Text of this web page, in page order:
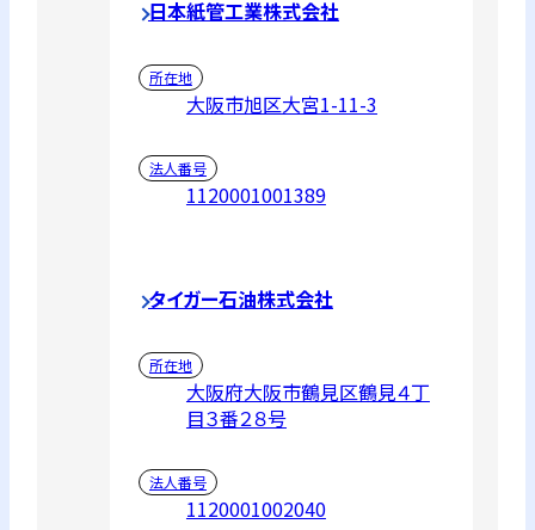
日本紙管工業株式会社
所在地
大阪市旭区大宮1-11-3
法人番号
1120001001389
タイガー石油株式会社
所在地
大阪府大阪市鶴見区鶴見４丁
目３番２８号
法人番号
1120001002040